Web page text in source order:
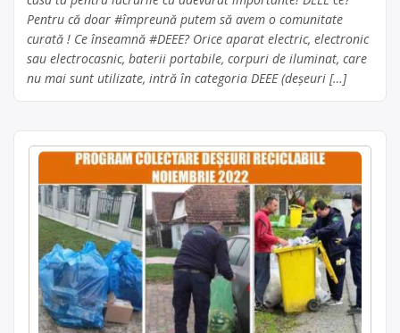
Pentru că doar #împreună putem să avem o comunitate
curată ! Ce înseamnă #DEEE? Orice aparat electric, electronic
sau electrocasnic, baterii portabile, corpuri de iluminat, care
nu mai sunt utilizate, intră în categoria DEEE (deșeuri […]